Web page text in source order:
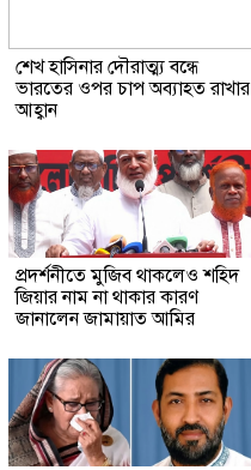
শেখ হাসিনার দৌরাত্ম্য বন্ধে
ভারতের ওপর চাপ অব্যাহত রাখার
আহ্বান
প্রদর্শনীতে মুজিব থাকলেও শহিদ
জিয়ার নাম না থাকার কারণ
জানালেন জামায়াত আমির